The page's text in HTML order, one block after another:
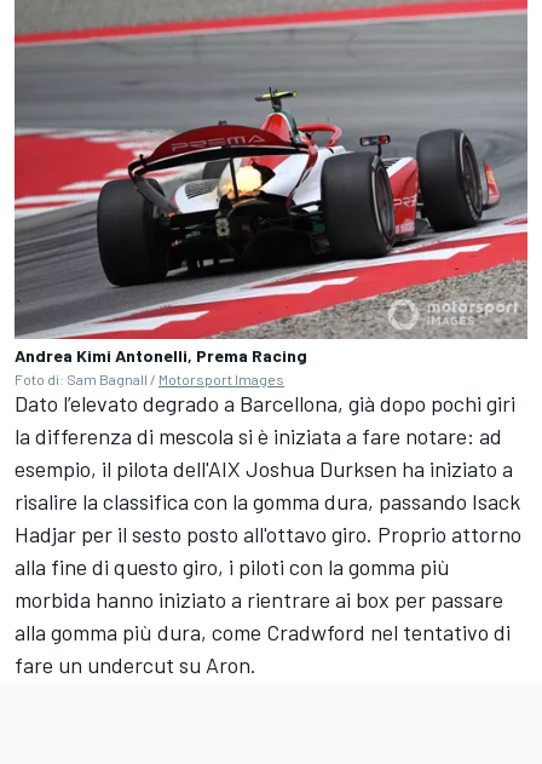
Andrea Kimi Antonelli, Prema Racing
Foto di: Sam Bagnall / Motorsport Images
Dato l’elevato degrado a Barcellona, già dopo pochi giri
la differenza di mescola si è iniziata a fare notare: ad
esempio, il pilota dell'AIX Joshua Durksen ha iniziato a
risalire la classifica con la gomma dura, passando Isack
Hadjar per il sesto posto all'ottavo giro. Proprio attorno
alla fine di questo giro, i piloti con la gomma più
morbida hanno iniziato a rientrare ai box per passare
alla gomma più dura, come Cradwford nel tentativo di
fare un undercut su Aron.